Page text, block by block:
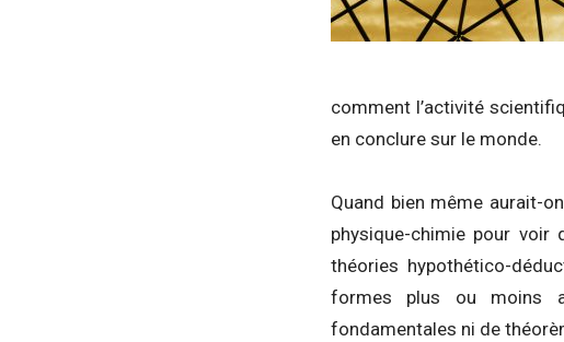
comment l’activité
en conclure sur le monde.
Quand bien même aurait-
physique-chimie pour
théories hypothético-
formes plus ou moins
fondamentales ni de